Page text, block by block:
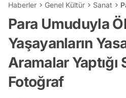
Haberler Genel Kültür Sanat
Para Umuduyla
Yaşayanların
Aramalar
Fotoğraf